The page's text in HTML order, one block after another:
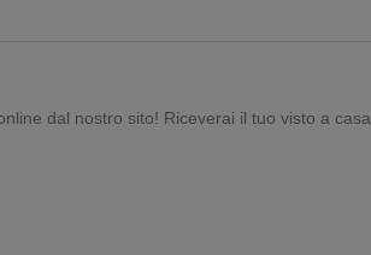
dal nostro sito! Riceverai il tuo visto a casa